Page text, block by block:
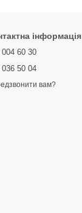
інформація
004 60 30
036 50 04
вам?